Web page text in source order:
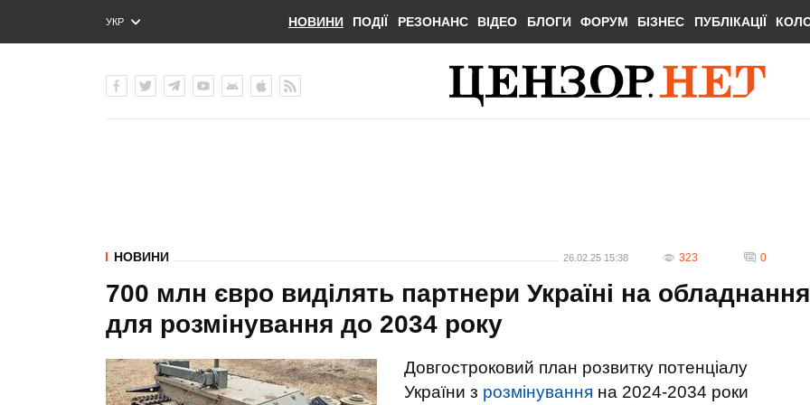
УКР
ENG
НОВИНИ ПОДІЇ РЕЗОНАНС ВІДЕО БЛОГИ ФОРУМ БІЗНЕС ПУБЛІКАЦІЇ
НОВИНИ 26.02.25 15:38 323 0
700 млн євро виділять партнери Україні на обладнання
для розмінування до 2034 року
Довгостроковий план розвитку потенціалу
України з розмінування на 2024-2034 роки